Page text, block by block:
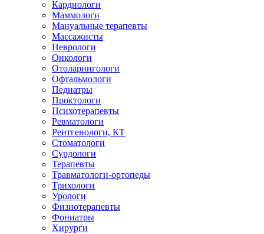
Кардиологи
Маммологи
Мануальные терапевты
Массажисты
Неврологи
Онкологи
Отоларингологи
Офтальмологи
Педиатры
Проктологи
Психотерапевты
Ревматологи
Рентгенологи, КТ
Стоматологи
Сурдологи
Терапевты
Травматологи-ортопеды
Трихологи
Урологи
Физиотерапевты
Фониатры
Хирурги